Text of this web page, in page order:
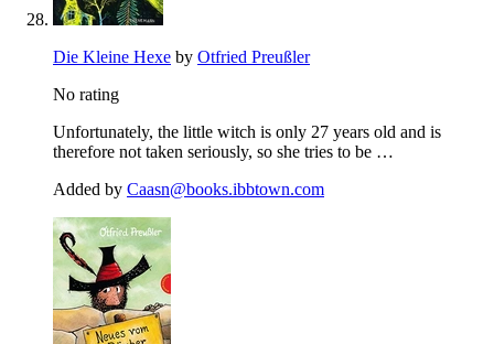
Die Kleine Hexe by Otfried Preußler
No rating
Unfortunately, the little witch is only 27 years old and is
therefore not taken seriously, so she tries to be …
Added by Caasn@books.ibbtown.com